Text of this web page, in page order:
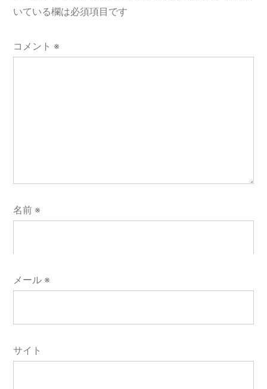
いている欄は必須項目です
コメント ※
名前 ※
メール ※
サイト